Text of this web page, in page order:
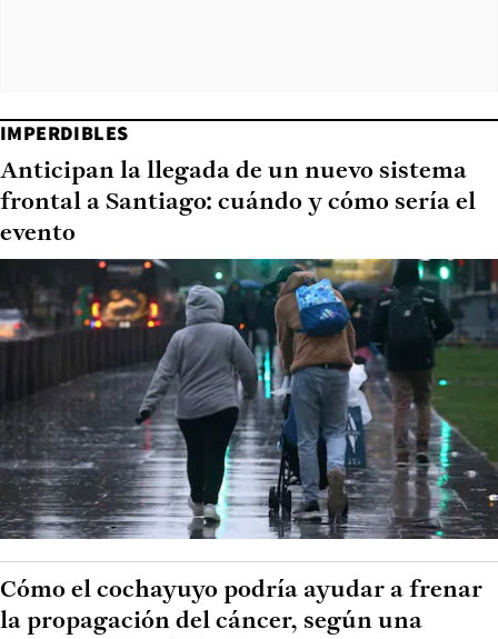
IMPERDIBLES
Anticipan la llegada de un nuevo sistema
frontal a Santiago: cuándo y cómo sería el
evento
Cómo el cochayuyo podría ayudar a frenar
la propagación del cáncer, según una